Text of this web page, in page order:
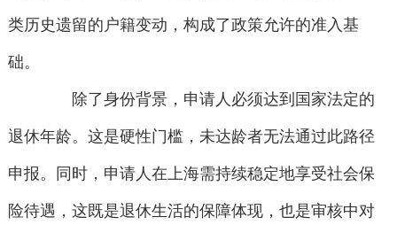
类历史遗留的户籍变动，构成了政策允许的准入基
础。
除了身份背景，申请人必须达到国家法定的
退休年龄。这是硬性门槛，未达龄者无法通过此路径
申报。同时，申请人在上海需持续稳定地享受社会保
险待遇，这既是退休生活的保障体现，也是审核中对